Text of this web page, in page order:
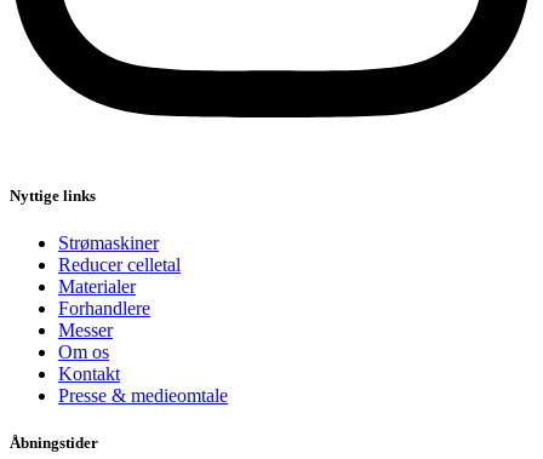
Nyttige links
Strømaskiner
Reducer celletal
Materialer
Forhandlere
Messer
Om os
Kontakt
Presse & medieomtale
Åbningstider